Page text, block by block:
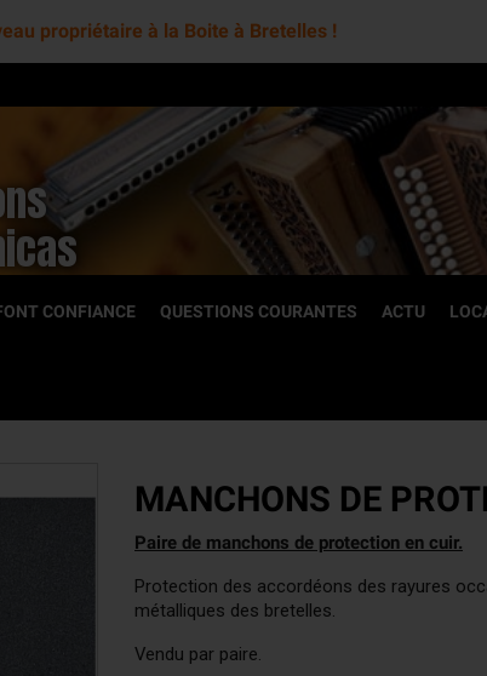
propriétaire à la Boite à Bretelles !
Accordéons diatoniques
Accordéons chromatiques
Accordinas
pour
CONFIANCE QUESTIONS COURANTES ACTU
MANCHONS DE
Paire de manchons de protection en cuir.
Protection des accordéons des rayures
métalliques des bretelles.
Vendu par paire.